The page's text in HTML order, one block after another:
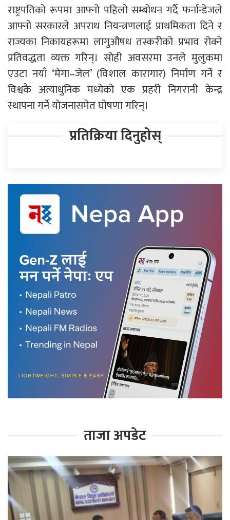
राष्ट्रपतिको रूपमा आफ्नो पहिलो सम्बोधन गर्दै फर्नान्डेजले
आफ्नो सरकारले अपराध नियन्त्रणलाई प्राथमिकता दिने र
राज्यका निकायहरूमा लागुऔषध तस्करीको प्रभाव रोक्ने
प्रतिवद्धता व्यक्त गरिन्। सोही अवसरमा उनले मुलुकमा
एउटा नयाँ ‘मेगा–जेल’ (विशाल कारागार) निर्माण गर्ने र
विश्वकै अत्याधुनिक मध्येको एक प्रहरी निगरानी केन्द्र
स्थापना गर्ने योजनासमेत घोषणा गरिन्।
प्रतिक्रिया दिनुहोस्
ताजा अपडेट